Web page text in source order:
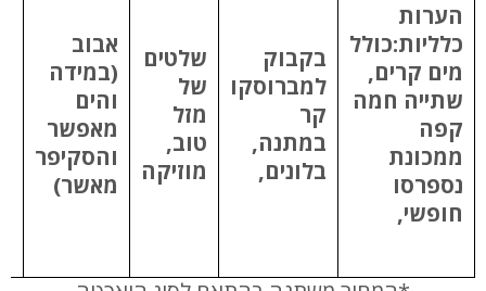
הערות
כלליות:כולל
מים קרים,
שתייה חמה
קפה
ממכונת
נספרסו
חופשי,
בקבוק
למברוסקו
קר
במתנה,
בלונים,
שלטים
של
מזל
טוב,
מוזיקה
אבוב
(במידה
והים
מאפשר
והסקיפר
מאשר)